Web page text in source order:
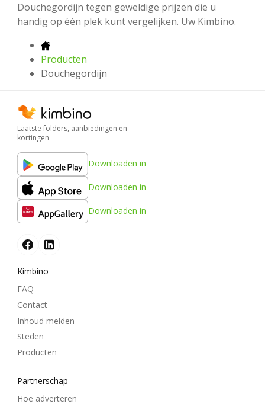
Douchegordijn tegen geweldige prijzen die u
handig op één plek kunt vergelijken. Uw Kimbino.
Producten
Douchegordijn
Laatste folders, aanbiedingen en
kortingen
Downloaden in
Downloaden in
Downloaden in
Kimbino
FAQ
Contact
Inhoud melden
Steden
Producten
Partnerschap
Hoe adverteren